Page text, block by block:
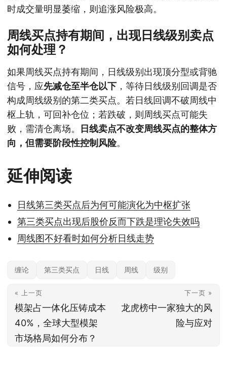
时成交量明显萎缩，则追涨风险极高。
周线买点持有期间，出现日线级别卖点
如何处理？
如果周线买点持有期间，日线级别出现顶分型或背驰
信号，应先减仓至半仓以下 ，等待日线级别回调是否
构成周线级别的第二类买点。若日线回调不破周线中
枢上轨，可回补仓位；若跌破，则周线买点可能失
败，需清仓离场。
日线卖点不改变周线买点的整体方
向，但需要阶段性控制风险。
延伸阅读
日线第三类买点后为何可能演化为中枢扩张
第三类买点出现后股价反而下跌是理论失效吗
周线图不好看时如何分析日线走势
缠论 第三类买点 日线 周线 级别
« 上一页
模架占一体化压铸成本
40%，全球大型模架
市场格局如何分布？
下一页 »
龙虎榜中一家独大的风
险与应对